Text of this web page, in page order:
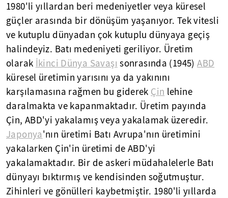
1980'li yıllardan beri medeniyetler veya küresel
güçler arasında bir dönüşüm yaşanıyor. Tek vitesli
ve kutuplu dünyadan çok kutuplu dünyaya geçiş
halindeyiz. Batı medeniyeti geriliyor. Üretim
olarak İkinci Dünya Savaşı sonrasında (1945)ABD
küresel üretimin yarısını ya da yakınını
karşılamasına rağmen bu giderek Çin lehine
daralmakta ve kapanmaktadır. Üretim payında
Çin, ABD'yi yakalamış veya yakalamak üzeredir.
Japonya'nın üretimi Batı Avrupa'nın üretimini
yakalarken Çin'in üretimi de ABD'yi
yakalamaktadır. Bir de askeri müdahalelerle Batı
dünyayı bıktırmış ve kendisinden soğutmuştur.
Zihinleri ve gönülleri kaybetmiştir. 1980'li yıllarda